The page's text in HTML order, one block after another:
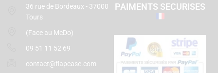
36 rue de Bordeaux - 37000
Tours
(Face au McDo)
09 51 11 52 69
contact@flapcase.com
PAIMENTS SECURISES